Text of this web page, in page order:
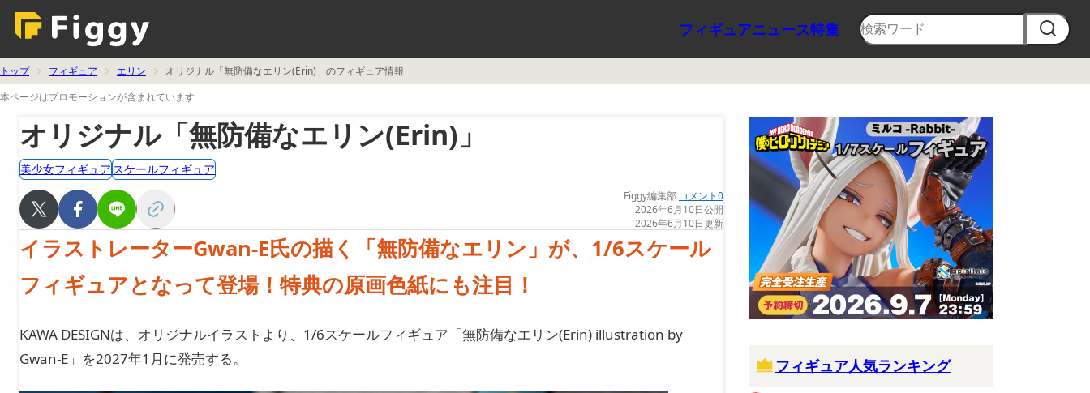
フィギュアニュース特集
トップ フィギュア エリン
オリジナル「無防備なエリン(Erin)」のフィギュア情報
本ページはプロモーションが含まれています
オリジナル「無防備なエリン(Erin)」
美少女フィギュア スケールフィギュア
Figgy編集部 コメント0
2026年6月10日公開
2026年6月10日更新
イラストレーターGwan-E氏の描く「無防備なエリン」が、1/6スケール
フィギュアとなって登場！特典の原画色紙にも注目！
KAWA DESIGNは、オリジナルイラストより、1/6スケールフィギュア「無防備なエリン(Erin) illustration by
Gwan-E」を2027年1月に発売する。
フィギュア人気ランキング